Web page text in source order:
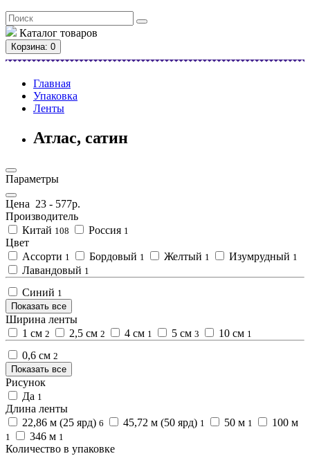
Каталог товаров
Корзина: 0
Главная
Упаковка
Ленты
Атлас, сатин
Параметры
Цена 23 - 577р.
Производитель
Китай 108 Россия 1
Цвет
Ассорти 1 Бордовый 1 Желтый 1 Изумрудный 1
Лавандовый 1
Синий 1
Показать все
Ширина ленты
1 см 2 2,5 см 2 4 см 1 5 см 3 10 см 1
0,6 см 2
Показать все
Рисунок
Да 1
Длина ленты
22,86 м (25 ярд) 6 45,72 м (50 ярд) 1 50 м 1 100 м
1 346 м 1
Количество в упаковке